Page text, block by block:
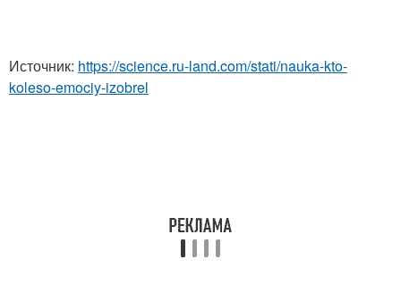
Источник: https://science.ru-land.com/stati/nauka-kto-
koleso-emociy-izobrel